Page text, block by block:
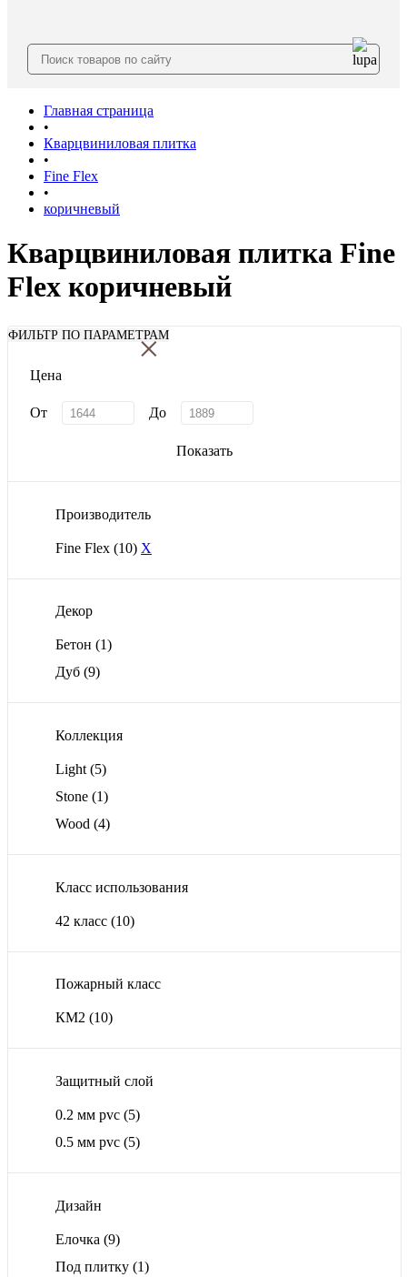
Главная страница
•
Кварцвиниловая плитка
•
Fine Flex
•
коричневый
Кварцвиниловая плитка Fine
Flex коричневый
ФИЛЬТР ПО ПАРАМЕТРАМ
×
Цена
От До
Показать
Производитель
Fine Flex (10) X
Декор
Бетон (1)
Дуб (9)
Коллекция
Light (5)
Stone (1)
Wood (4)
Класс использования
42 класс (10)
Пожарный класс
КМ2 (10)
Защитный слой
0.2 мм pvc (5)
0.5 мм pvc (5)
Дизайн
Елочка (9)
Под плитку (1)